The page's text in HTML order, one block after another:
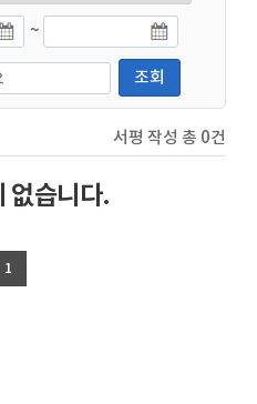
~
조회
서평 작성 총 0건
없습니다.
1